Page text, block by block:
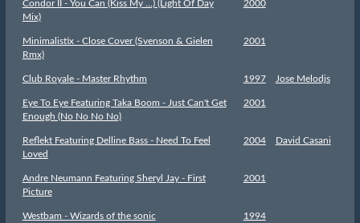
Condor II - You Can (Kiss My ...) (Light Of Day
Mix)
2000
Minimalistix - Close Cover (Svenson & Gielen
Rmx)
2001
Club Royale - Master Rhythm 1997 Jose Melodjs
Eye To Eye Featuring Taka Boom - Just Can't Get
Enough (No No No No)
2001
Reflekt Featuring Delline Bass - Need To Feel
Loved
2004 David Casani
Andre Neumann Featuring Sheryl Jay - First
Picture
2001
Westbam - Wizards of the sonic 1994